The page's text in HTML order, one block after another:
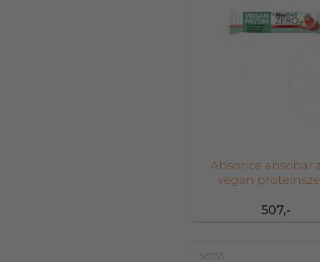
507,-
Absorice absobar
vegan
36753